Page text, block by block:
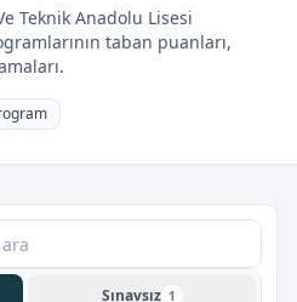
Teknik Anadolu Lisesi
taban puanları,
Sınavsız 1